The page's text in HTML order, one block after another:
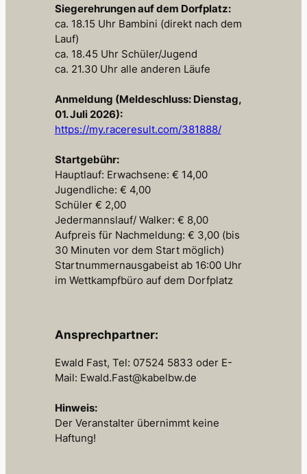
Siegerehrungen auf dem Dorfplatz:
ca. 18.15 Uhr Bambini (direkt nach dem
Lauf)
ca. 18.45 Uhr Schüler/Jugend
ca. 21.30 Uhr alle anderen Läufe
Anmeldung (Meldeschluss: Dienstag,
01. Juli 2026):
https://my.raceresult.com/381888/
Startgebühr:
Hauptlauf: Erwachsene: € 14,00
Jugendliche: € 4,00
Schüler € 2,00
Jedermannslauf/ Walker: € 8,00
Aufpreis für Nachmeldung: € 3,00 (bis
30 Minuten vor dem Start möglich)
Startnummernausgabeist ab 16:00 Uhr
im Wettkampfbüro auf dem Dorfplatz
Ansprechpartner:
Ewald Fast, Tel: 07524 5833 oder E-
Mail: Ewald.Fast@kabelbw.de
Hinweis:
Der Veranstalter übernimmt keine
Haftung!